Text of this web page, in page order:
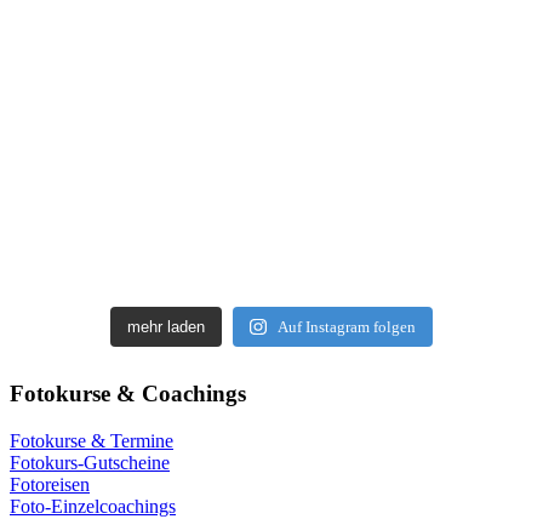
mehr laden Auf Instagram folgen
Fotokurse & Coachings
Fotokurse & Termine
Fotokurs-Gutscheine
Fotoreisen
Foto-Einzelcoachings